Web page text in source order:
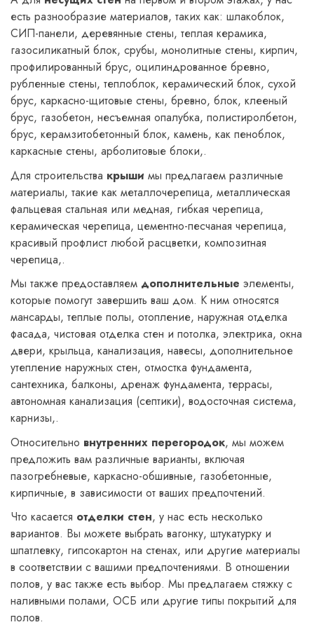
есть разнообразие материалов, таких как: шлакоблок,
СИП-панели, деревянные стены, теплая керамика,
газосиликатный блок, срубы, монолитные стены, кирпич,
профилированный брус, оцилиндрованное бревно,
рубленные стены, теплоблок, керамический блок, сухой
брус, каркасно-щитовые стены, бревно, блок, клееный
брус, газобетон, несъемная опалубка, полистиролбетон,
брус, керамзитобетонный блок, камень, как пеноблок,
каркасные стены, арболитовые блоки,.
Для строительства крыши мы предлагаем различные
материалы, такие как металлочерепица, металлическая
фальцевая стальная или медная, гибкая черепица,
керамическая черепица, цементно-песчаная черепица,
красивый профлист любой расцветки, композитная
черепица,.
Мы также предоставляем дополнительные элементы,
которые помогут завершить ваш дом. К ним относятся
мансарды, теплые полы, отопление, наружная отделка
фасада, чистовая отделка стен и потолка, электрика, окна
двери, крыльца, канализация, навесы, дополнительное
утепление наружных стен, отмостка фундамента,
сантехника, балконы, дренаж фундамента, террасы,
автономная канализация (септики), водосточная система,
карнизы,.
Относительно внутренних перегородок, мы можем
предложить вам различные варианты, включая
пазогребневые, каркасно-обшивные, газобетонные,
кирпичные, в зависимости от ваших предпочтений.
Что касается отделки стен, у нас есть несколько
вариантов. Вы можете выбрать вагонку, штукатурку и
шпатлевку, гипсокартон на стенах, или другие материалы
в соответствии с вашими предпочтениями. В отношении
полов, у вас также есть выбор. Мы предлагаем стяжку с
наливными полами, ОСБ или другие типы покрытий для
полов.